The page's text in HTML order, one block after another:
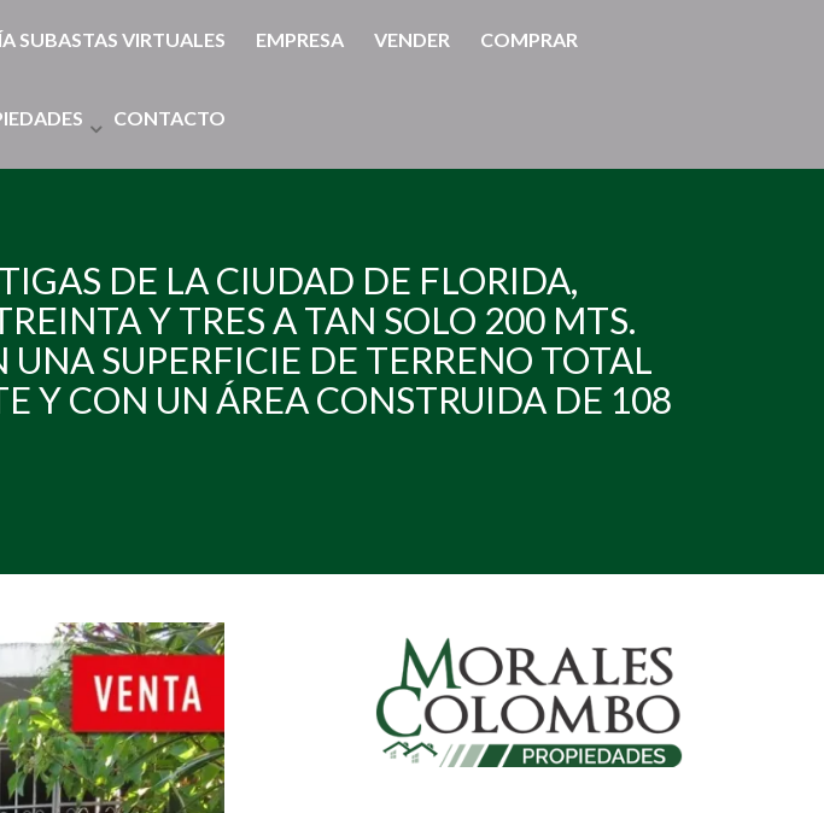
SUBASTAS VIRTUALES EMPRESA VENDER COMPRAR
CONTACTO
DE LA CIUDAD DE FLORIDA,
Y TRES A TAN SOLO 200 MTS.
SUPERFICIE DE TERRENO TOTAL
Y CON UN ÁREA CONSTRUIDA DE 108